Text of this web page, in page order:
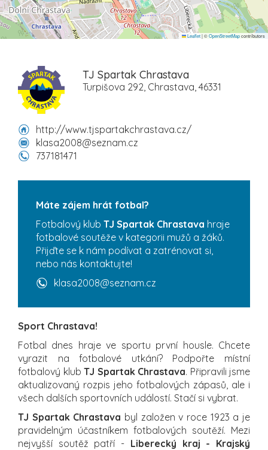
Leaflet|©OpenStreetMapcontributors
TJ Spartak Chrastava
Turpišova 292, Chrastava, 46331
http://www.tjspartakchrastava.cz/
klasa2008@seznam.cz
737181471
Máte zájem hrát fotbal?
Fotbalový klub TJ Spartak Chrastava hraje
fotbalové soutěže v kategorii mužů a žáků.
Přijďte se k nám podívat a zatrénovat si,
nebo nás kontaktujte!
klasa2008@seznam.cz
Sport Chrastava!
Fotbal dnes hraje ve sportu první housle. Chcete
vyrazit na fotbalové utkání? Podpořte místní
fotbalový klub TJ Spartak Chrastava. Připravili jsme
aktualizovaný rozpis jeho fotbalových zápasů, ale i
všech dalších sportovních událostí. Stačí si vybrat.
TJ Spartak Chrastava byl založen v roce 1923 a je
pravidelným účastníkem fotbalových soutěží. Mezi
nejvyšší soutěž patří - Liberecký kraj - Krajský